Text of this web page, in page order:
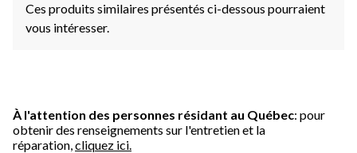
Ces produits similaires présentés ci-dessous pourraient
vous intéresser.
À l'attention des personnes résidant au Québec: pour
obtenir des renseignements sur l'entretien et la
réparation, cliquez ici.